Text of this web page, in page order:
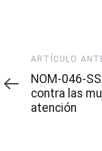
Artículo
Anterior
ARTÍCULO
NOM-046-
contra las
atención